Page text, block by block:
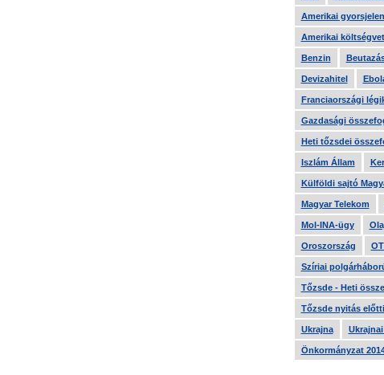
Amerikai
Amerikai
Benzin
Devizahitel
Franciaországi
Gazdasági
Heti tőzsdei
Iszlám Állam
Külföldi sajtó
Magyar Telekom
Mol-INA-ügy
Oroszország
Szíriai
Tőzsde - Heti
Tőzsde nyitás
Ukrajna
Önkormányzat